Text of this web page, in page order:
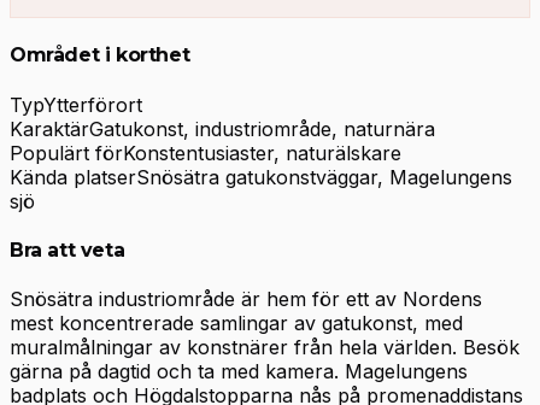
Området i korthet
TypYtterförort
KaraktärGatukonst, industriområde, naturnära
Populärt förKonstentusiaster, naturälskare
Kända platserSnösätra gatukonstväggar, Magelungens
sjö
Bra att veta
Snösätra industriområde är hem för ett av Nordens
mest koncentrerade samlingar av gatukonst, med
muralmålningar av konstnärer från hela världen. Besök
gärna på dagtid och ta med kamera. Magelungens
badplats och Högdalstopparna nås på promenaddistans